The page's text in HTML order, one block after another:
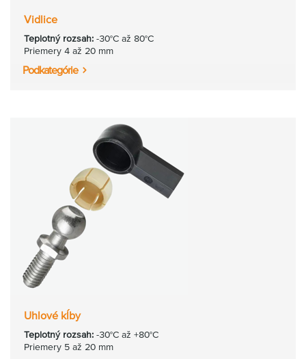
Vidlice
Teplotný rozsah: -30°C až 80°C
Priemery 4 až 20 mm
Podkategórie
Uhlové kĺby
Teplotný rozsah: -30°C až +80°C
Priemery 5 až 20 mm